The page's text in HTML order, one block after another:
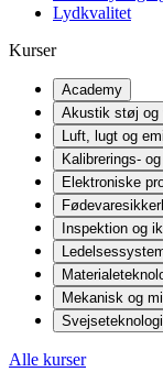
Lydkvalitet
Kurser
Academy
Akustik støj og
Luft, lugt og
Kalibrerings-
Elektroniske
Inspektion og
Mekanisk og
Alle kurser